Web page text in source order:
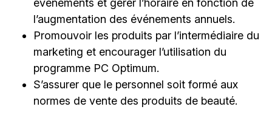
événements et gérer l’horaire en fonction de
l’augmentation des événements annuels.
Promouvoir les produits par l’intermédiaire du
marketing et encourager l’utilisation du
programme PC Optimum.
S’assurer que le personnel soit formé aux
normes de vente des produits de beauté.